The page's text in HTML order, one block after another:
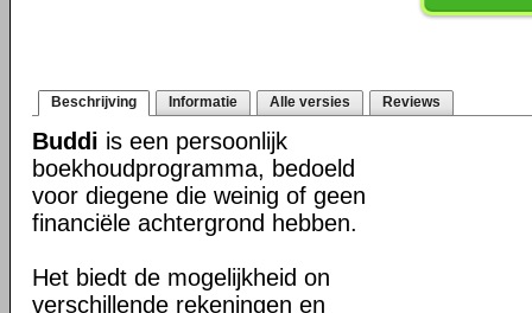
Beschrijving Informatie Alle versies Reviews
Buddi is een persoonlijk
boekhoudprogramma, bedoeld
voor diegene die weinig of geen
financiële achtergrond hebben.
Het biedt de mogelijkheid on
verschillende rekeningen en